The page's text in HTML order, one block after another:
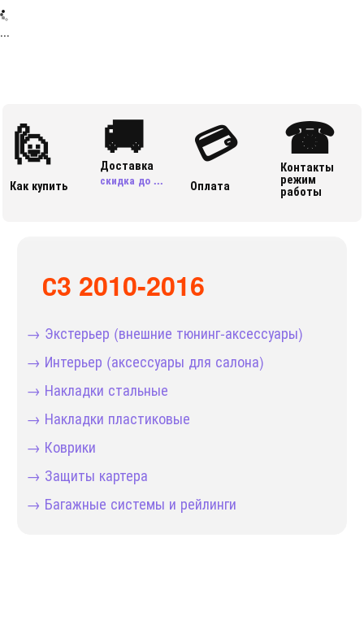
...
🙋
Как купить
🚚
Доставка
скидка до ...
💳
Оплата
☎
Контакты
режим
работы
С3 2010-2016
→ Экстерьер (внешние тюнинг-аксессуары)
→ Интерьер (аксессуары для салона)
→ Накладки стальные
→ Накладки пластиковые
→ Коврики
→ Защиты картера
→ Багажные системы и рейлинги